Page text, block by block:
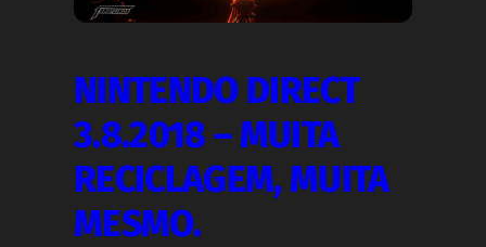
NINTENDO DIRECT
3.8.2018 – MUITA
RECICLAGEM, MUITA
MESMO.